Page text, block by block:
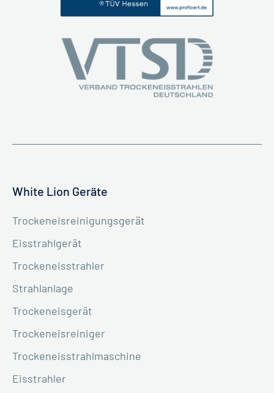
White Lion Geräte
Trockeneisreinigungsgerät
Eisstrahlgerät
Trockeneisstrahler
Strahlanlage
Trockeneisgerät
Trockeneisreiniger
Trockeneisstrahlmaschine
Eisstrahler